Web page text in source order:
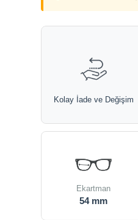
Kolay İade ve Değişim
Ekartman
54 mm